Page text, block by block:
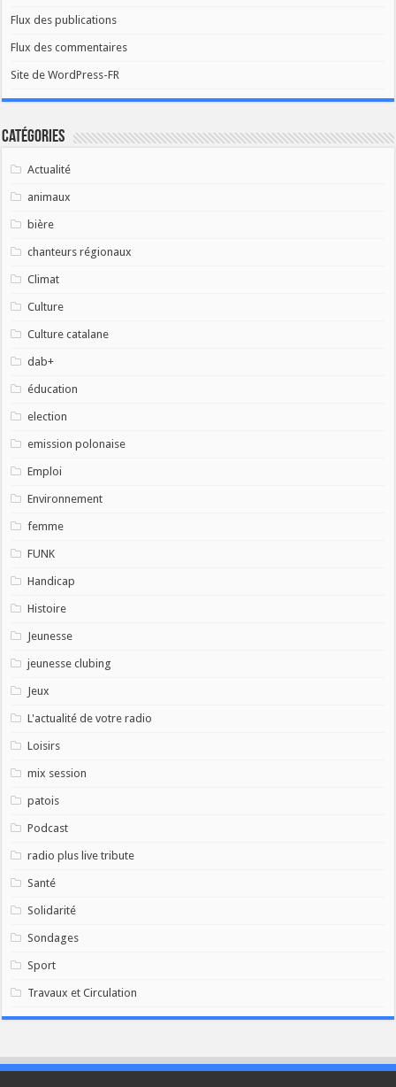
Flux des publications
Flux des commentaires
Site de WordPress-FR
Catégories
Actualité
animaux
bière
chanteurs régionaux
Climat
Culture
Culture catalane
dab+
éducation
election
emission polonaise
Emploi
Environnement
femme
FUNK
Handicap
Histoire
Jeunesse
jeunesse clubing
Jeux
L'actualité de votre radio
Loisirs
mix session
patois
Podcast
radio plus live tribute
Santé
Solidarité
Sondages
Sport
Travaux et Circulation